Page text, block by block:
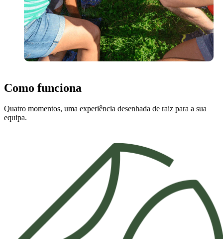
Como funciona
Quatro momentos, uma experiência desenhada de raiz para a sua
equipa.